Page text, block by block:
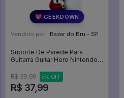
💖 GEEKDOWN
Vendido por: Bazar do Bru - SP
Suporte De Parede Para
Guitarra Guitar Hero Nintendo
One - Expositor
R$ 39,99 5% OFF
R$ 37,99